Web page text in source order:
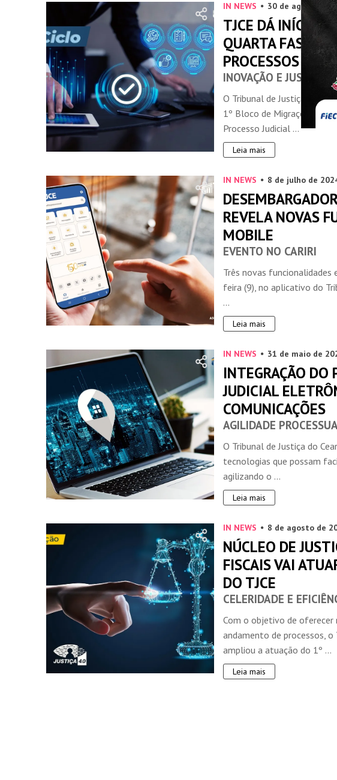
IN NEWS 30 de agosto de
TJCE DÁ INÍCIO,
QUARTA FASE
PROCESSOS DO
INOVAÇÃO E JUSTIÇA
O Tribunal de Justiça do
1º Bloco de Migrações da
Processo Judicial ...
Leia mais
IN NEWS 8 de julho de
REVELA NOVAS
MOBILE
EVENTO NO CARIRI
Três novas
feira (9), no aplicativo do
...
Leia mais
IN NEWS 31 de maio de
INTEGRAÇÃO DO
JUDICIAL
COMUNICAÇÕES
AGILIDADE
O Tribunal de Justiça do
tecnologias que possam
agilizando o ...
Leia mais
IN NEWS 8 de agosto de
NÚCLEO DE
FISCAIS VAI
DO TJCE
CELERIDADE E
Com o objetivo de oferecer
andamento de processos, o
ampliou a atuação do 1º ...
Leia mais
INSIDER •